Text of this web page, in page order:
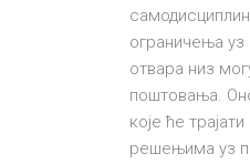
ограничења
отвара низ
поштовања.
које ће
решењима уз